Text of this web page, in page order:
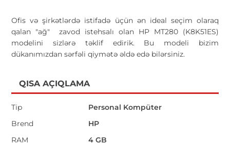
Ofis və şirkətlərdə istifadə üçün ən ideal seçim olaraq
qalan "ağ" zavod istehsalı olan HP MT280 (K8K51ES)
modelini sizlərə təklif edirik. Bu modeli bizim
dükanımızdan sərfəli qiymətə əldə edə bilərsiniz.
QISA AÇIQLAMA
Tip
Personal Kompüter
Brend
HP
RAM
4 GB